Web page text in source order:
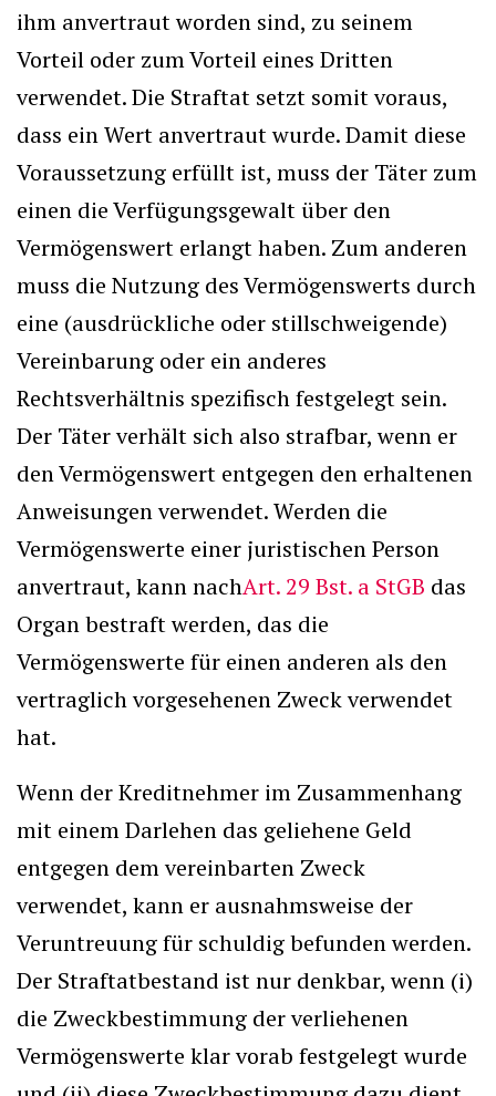
ihm anvertraut worden sind, zu seinem
Vorteil oder zum Vorteil eines Dritten
verwendet. Die Straftat setzt somit voraus,
dass ein Wert anvertraut wurde. Damit diese
Voraussetzung erfüllt ist, muss der Täter zum
einen die Verfügungsgewalt über den
Vermögenswert erlangt haben. Zum anderen
muss die Nutzung des Vermögenswerts durch
eine (ausdrückliche oder stillschweigende)
Vereinbarung oder ein anderes
Rechtsverhältnis spezifisch festgelegt sein.
Der Täter verhält sich also strafbar, wenn er
den Vermögenswert entgegen den erhaltenen
Anweisungen verwendet. Werden die
Vermögenswerte einer juristischen Person
anvertraut, kann nachArt. 29 Bst. a StGB das
Organ bestraft werden, das die
Vermögenswerte für einen anderen als den
vertraglich vorgesehenen Zweck verwendet
hat.
Wenn der Kreditnehmer im Zusammenhang
mit einem Darlehen das geliehene Geld
entgegen dem vereinbarten Zweck
verwendet, kann er ausnahmsweise der
Veruntreuung für schuldig befunden werden.
Der Straftatbestand ist nur denkbar, wenn (i)
die Zweckbestimmung der verliehenen
Vermögenswerte klar vorab festgelegt wurde